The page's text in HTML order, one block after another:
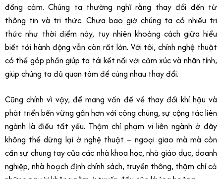
đồng cảm. Chúng ta thường nghĩ rằng thay đổi đến từ
thông tin và tri thức. Chưa bao giờ chúng ta có nhiều tri
thức như thời điểm này, tuy nhiên khoảng cách giữa hiểu
biết tới hành động vẫn còn rất lớn. Với tôi, chính nghệ thuật
có thể góp phần giúp ta tái kết nối với cảm xúc và nhân tính,
giúp chúng ta đủ quan tâm để cùng nhau thay đổi.
Cũng chính vì vậy, để mang vấn đề về thay đổi khí hậu và
phát triển bền vững gần hơn với công chúng, sự cộng tác liên
ngành là điều tất yếu. Thậm chí phạm vi liên ngành ở đây
không thể dừng lại ở nghệ thuật – ngoại giao mà mà còn
cần sự chung tay của các nhà khoa học, nhà giáo dục, doanh
nghiệp, nhà hoạch định chính sách, truyền thông, thậm chí cả